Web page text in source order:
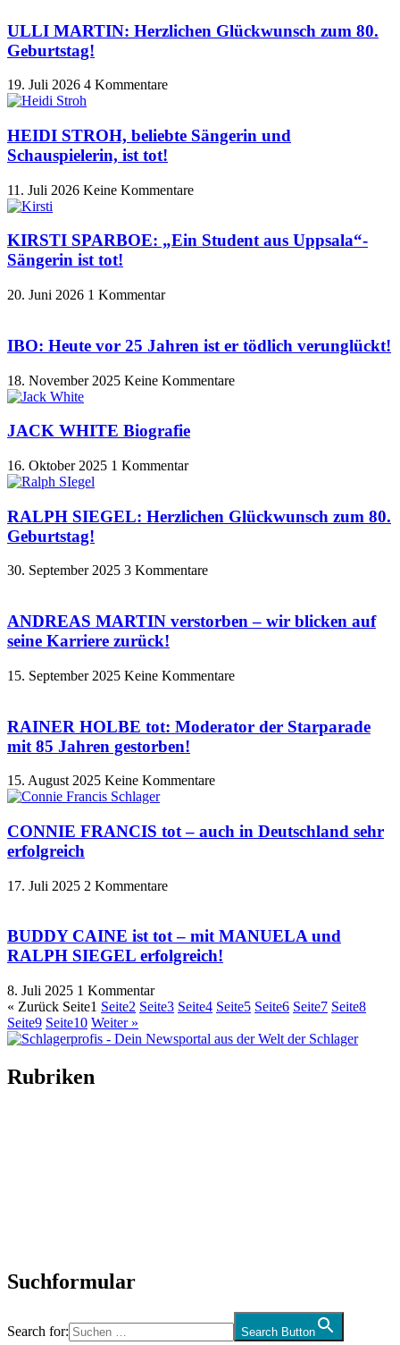
ULLI MARTIN: Herzlichen Glückwunsch zum 80.
Geburtstag!
19. Juli 2026 4 Kommentare
HEIDI STROH, beliebte Sängerin und
Schauspielerin, ist tot!
11. Juli 2026 Keine Kommentare
KIRSTI SPARBOE: „Ein Student aus Uppsala“-
Sängerin ist tot!
20. Juni 2026 1 Kommentar
IBO: Heute vor 25 Jahren ist er tödlich verunglückt!
18. November 2025 Keine Kommentare
JACK WHITE Biografie
16. Oktober 2025 1 Kommentar
RALPH SIEGEL: Herzlichen Glückwunsch zum 80.
Geburtstag!
30. September 2025 3 Kommentare
ANDREAS MARTIN verstorben – wir blicken auf
seine Karriere zurück!
15. September 2025 Keine Kommentare
RAINER HOLBE tot: Moderator der Starparade
mit 85 Jahren gestorben!
15. August 2025 Keine Kommentare
CONNIE FRANCIS tot – auch in Deutschland sehr
erfolgreich
17. Juli 2025 2 Kommentare
BUDDY CAINE ist tot – mit MANUELA und
RALPH SIEGEL erfolgreich!
8. Juli 2025 1 Kommentar
« Zurück Seite1 Seite2 Seite3 Seite4 Seite5 Seite6 Seite7 Seite8
Seite9 Seite10 Weiter »
Rubriken
Suchformular
Search for: Search Button